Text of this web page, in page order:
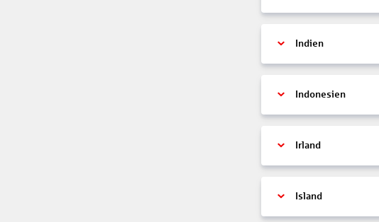
Indien
Indonesien
Irland
Island